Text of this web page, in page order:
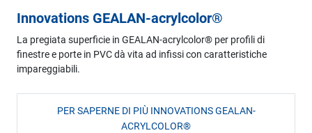
Innovations GEALAN-acrylcolor®
La pregiata superficie in GEALAN-acrylcolor® per profili di
finestre e porte in PVC dà vita ad infissi con caratteristiche
impareggiabili.
PER SAPERNE DI PIÙ INNOVATIONS GEALAN-
ACRYLCOLOR®